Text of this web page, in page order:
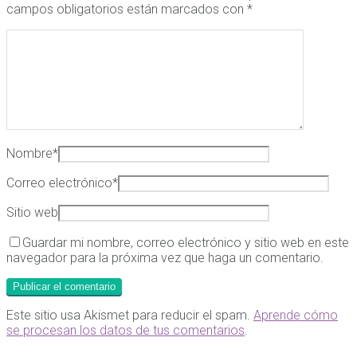
campos obligatorios están marcados con *
Nombre*
Correo electrónico*
Sitio web
Guardar mi nombre, correo electrónico y sitio web en este
navegador para la próxima vez que haga un comentario.
Este sitio usa Akismet para reducir el spam. Aprende cómo
se procesan los datos de tus comentarios